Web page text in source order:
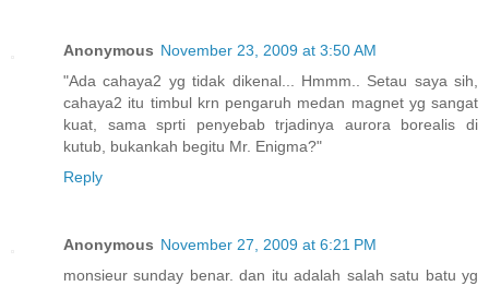
Anonymous November 23, 2009 at 3:50 AM
"Ada cahaya2 yg tidak dikenal... Hmmm.. Setau saya sih,
cahaya2 itu timbul krn pengaruh medan magnet yg sangat
kuat, sama sprti penyebab trjadinya aurora borealis di
kutub, bukankah begitu Mr. Enigma?"
Reply
Anonymous November 27, 2009 at 6:21 PM
monsieur sunday benar. dan itu adalah salah satu batu yg